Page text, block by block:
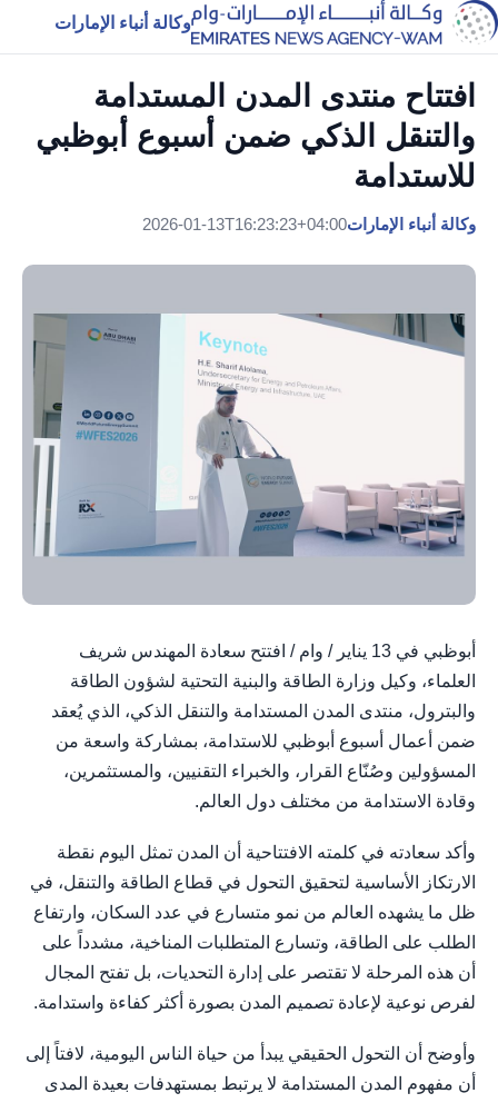
وكالة أنباء الإمارات
افتتاح منتدى المدن المستدامة
والتنقل الذكي ضمن أسبوع أبوظبي
للاستدامة
وكالة أنباء الإمارات2026-01-13T16:23:23+04:00
أبوظبي في 13 يناير / وام / افتتح سعادة المهندس شريف
العلماء، وكيل وزارة الطاقة والبنية التحتية لشؤون الطاقة
والبترول، منتدى المدن المستدامة والتنقل الذكي، الذي يُعقد
ضمن أعمال أسبوع أبوظبي للاستدامة، بمشاركة واسعة من
المسؤولين وصُنّاع القرار، والخبراء التقنيين، والمستثمرين،
وقادة الاستدامة من مختلف دول العالم.
وأكد سعادته في كلمته الافتتاحية أن المدن تمثل اليوم نقطة
الارتكاز الأساسية لتحقيق التحول في قطاع الطاقة والتنقل، في
ظل ما يشهده العالم من نمو متسارع في عدد السكان، وارتفاع
الطلب على الطاقة، وتسارع المتطلبات المناخية، مشدداً على
أن هذه المرحلة لا تقتصر على إدارة التحديات، بل تفتح المجال
لفرص نوعية لإعادة تصميم المدن بصورة أكثر كفاءة واستدامة.
وأوضح أن التحول الحقيقي يبدأ من حياة الناس اليومية، لافتاً إلى
أن مفهوم المدن المستدامة لا يرتبط بمستهدفات بعيدة المدى